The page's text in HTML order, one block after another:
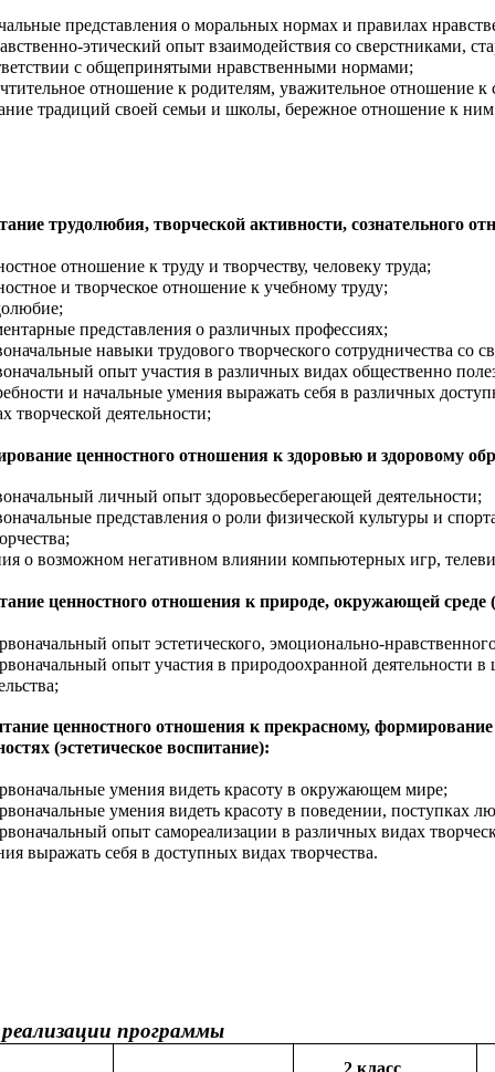
представления о моральных нормах и правилах
этический опыт взаимодействия со сверстниками,
с общепринятыми нравственными нормами;
отношение к родителям, уважительное отношение
традиций своей семьи и школы, бережное отношение к
трудолюбия, творческой активности, сознательного
отношение к труду и творчеству, человеку труда;
и творческое отношение к учебному труду;
представления о различных профессиях;
навыки трудового творческого сотрудничества
опыт участия в различных видах общественно
и начальные умения выражать себя в различных
творческой деятельности;
ценностного отношения к здоровью и здоровому
личный опыт здоровьесберегающей деятельности;
представления о роли физической культуры и
о возможном негативном влиянии компьютерных игр,
ценностного отношения к природе, окружающей среде
опыт эстетического, эмоционально-
опыт участия в природоохранной деятельности
ценностного отношения к прекрасному, формирование
(эстетическое воспитание):
умения видеть красоту в окружающем мире;
умения видеть красоту в поведении, поступках
опыт самореализации в различных видах
выражать себя в доступных видах творчества.
программы
2 класс